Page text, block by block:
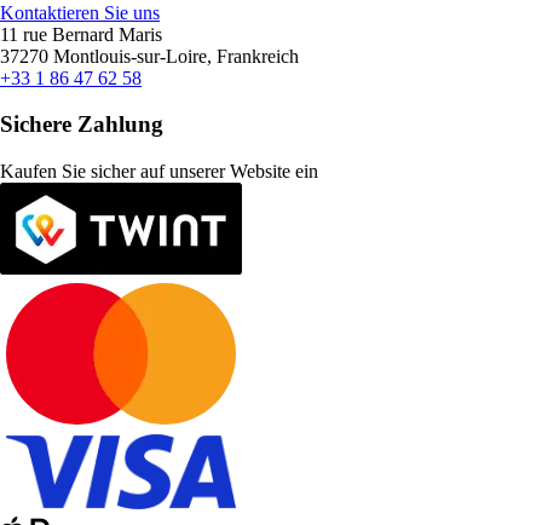
Kontaktieren Sie uns
11 rue Bernard Maris
37270 Montlouis-sur-Loire, Frankreich
+33 1 86 47 62 58
Sichere Zahlung
Kaufen Sie sicher auf unserer Website ein